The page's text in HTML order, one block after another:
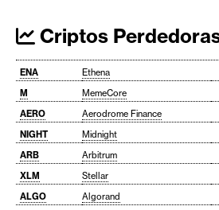
Criptos
ENA Ethena
M
MemeCore
AERO
Aerodrome Finance
NIGHT
Midnight
ARB
Arbitrum
XLM
Stellar
ALGO
Algorand